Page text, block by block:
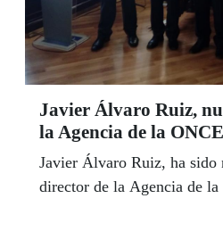
Javier Álvaro Ruiz,
la Agencia de la
Javier Álvaro Ruiz, ha sido
director de la Agencia de